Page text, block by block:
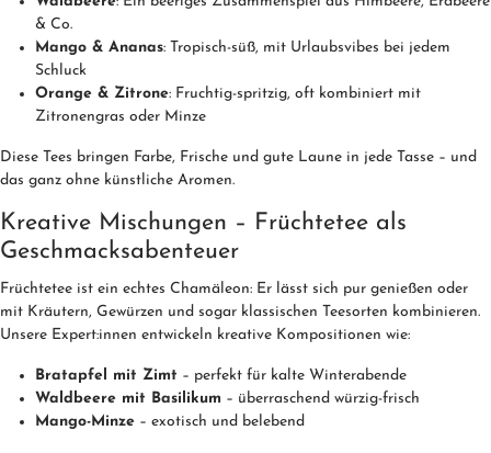
& Co.
Mango & Ananas: Tropisch-süß, mit Urlaubsvibes bei jedem
Schluck
Orange & Zitrone: Fruchtig-spritzig, oft kombiniert mit
Zitronengras oder Minze
Diese Tees bringen Farbe, Frische und gute Laune in jede Tasse – und
das ganz ohne künstliche Aromen.
Kreative Mischungen – Früchtetee als
Geschmacksabenteuer
Früchtetee ist ein echtes Chamäleon: Er lässt sich pur genießen oder
mit Kräutern, Gewürzen und sogar klassischen Teesorten kombinieren.
Unsere Expert:innen entwickeln kreative Kompositionen wie:
Bratapfel mit Zimt – perfekt für kalte Winterabende
Waldbeere mit Basilikum – überraschend würzig-frisch
Mango-Minze – exotisch und belebend